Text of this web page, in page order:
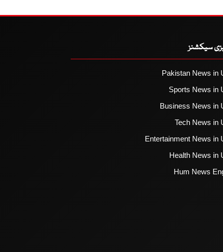
سیکشنز
Pakistan News in
Sports News in
Business News in
Tech News in
Entertainment News in
Health News in
Hum News